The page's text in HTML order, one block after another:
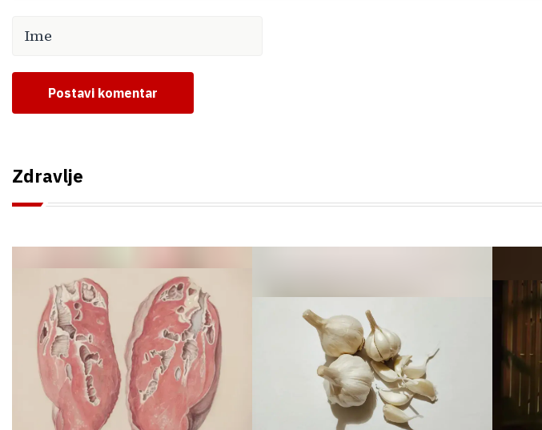
Postavi komentar
Zdravlje